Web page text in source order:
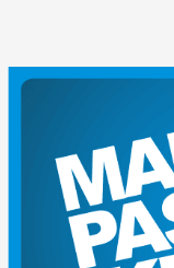
INDEKS
KARIR
PRIVACY POLICY
TENTANG KAMI
FORM